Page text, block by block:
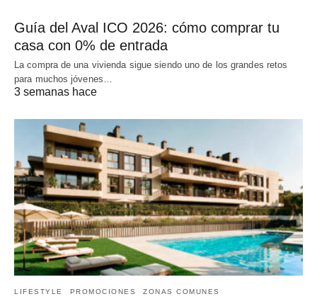
Guía del Aval ICO 2026: cómo comprar tu
casa con 0% de entrada
La compra de una vivienda sigue siendo uno de los grandes retos
para muchos jóvenes…
3 semanas hace
LIFESTYLE PROMOCIONES ZONAS COMUNES